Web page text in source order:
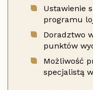
Ustawienie
programu
Doradztwo
punktów
Możliwość
specjalistą